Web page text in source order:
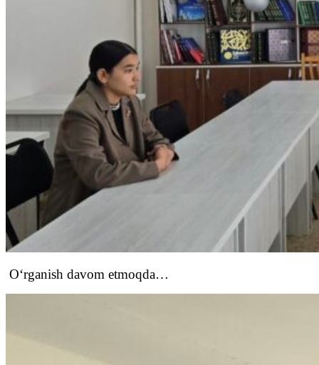
O‘rganish davom etmoqda…